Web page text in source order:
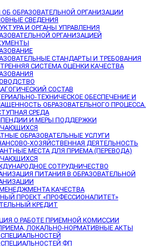
ОБ ОБРАЗОВАТЕЛЬНОЙ ОРГАНИЗАЦИИ
СВЕДЕНИЯ
И ОРГАНЫ УПРАВЛЕНИЯ
ОРГАНИЗАЦИЕЙ
СТАНДАРТЫ И ТРЕБОВАНИЯ
СИСТЕМА ОЦЕНКИ КАЧЕСТВА
СОСТАВ
ТЕХНИЧЕСКОЕ ОБЕСПЕЧЕНИЕ И
ОБРАЗОВАТЕЛЬНОГО ПРОЦЕССА.
СРЕДА
И МЕРЫ ПОДДЕРЖКИ
ОБРАЗОВАТЕЛЬНЫЕ УСЛУГИ
ХОЗЯЙСТВЕННАЯ ДЕЯТЕЛЬНОСТЬ
МЕСТА ДЛЯ ПРИЕМА (ПЕРЕВОДА)
СОТРУДНИЧЕСТВО
ПИТАНИЯ В ОБРАЗОВАТЕЛЬНОЙ
КАЧЕСТВА
ПРОЕКТ «ПРОФЕССИОНАЛИТЕТ»
КРЕДИТ
О РАБОТЕ ПРИЕМНОЙ КОМИССИИ
ЛОКАЛЬНО-НОРМАТИВНЫЕ АКТЫ
СПЕЦИАЛЬНОСТЕЙ
СПЕЦИАЛЬНОСТЕЙ ФП